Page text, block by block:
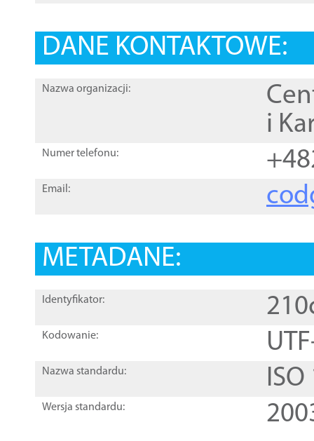
DANE KONTAKTOWE:
Nazwa organizacji:
i
Numer telefonu:
Email:
METADANE:
Identyfikator:
Kodowanie:
Nazwa standardu:
Wersja standardu: